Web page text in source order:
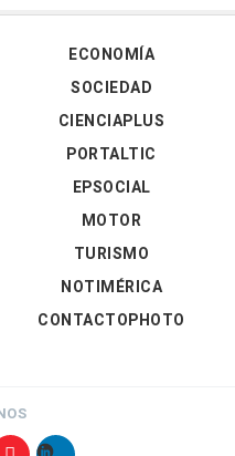
ECONOMÍA
SOCIEDAD
CIENCIAPLUS
PORTALTIC
EPSOCIAL
MOTOR
TURISMO
NOTIMÉRICA
CONTACTOPHOTO